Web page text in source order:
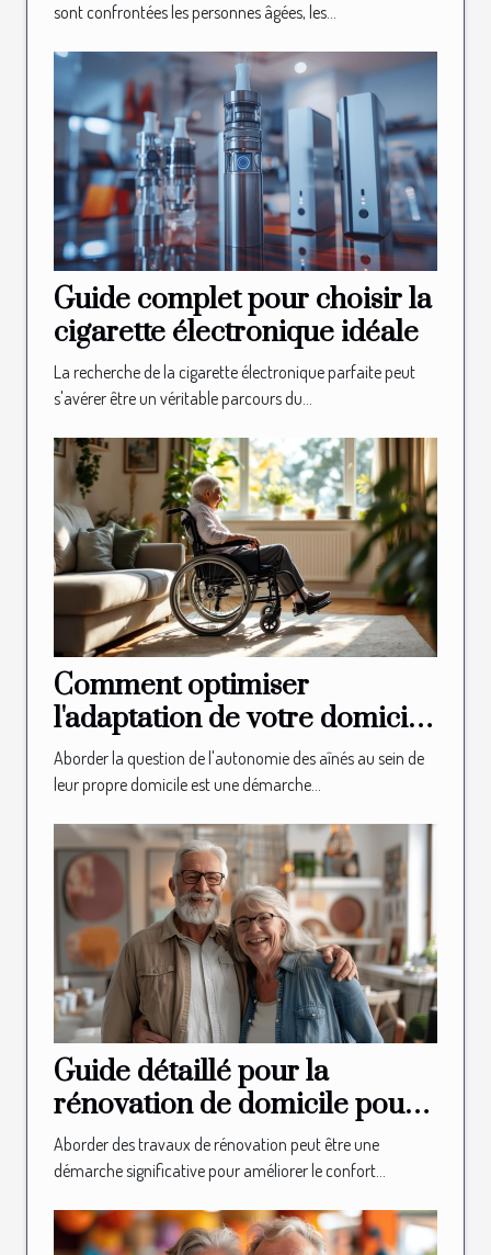
sont confrontées les personnes âgées, les...
Guide complet pour choisir la
cigarette électronique idéale
La recherche de la cigarette électronique parfaite peut
s'avérer être un véritable parcours du...
Comment optimiser
l'adaptation de votre domicile
pour l'autonomie des aînés
Aborder la question de l'autonomie des aînés au sein de
leur propre domicile est une démarche...
Guide détaillé pour la
rénovation de domicile pour
les seniors
Aborder des travaux de rénovation peut être une
démarche significative pour améliorer le confort...